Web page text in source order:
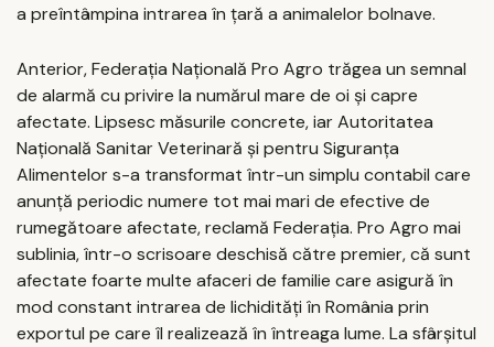
a preîntâmpina intrarea în ţară a animalelor bolnave.
Anterior, Federaţia Naţională Pro Agro trăgea un semnal
de alarmă cu privire la numărul mare de oi şi capre
afectate. Lipsesc măsurile concrete, iar Autoritatea
Naţională Sanitar Veterinară şi pentru Siguranţa
Alimentelor s-a transformat într-un simplu contabil care
anunţă periodic numere tot mai mari de efective de
rumegătoare afectate, reclamă Federaţia. Pro Agro mai
sublinia, într-o scrisoare deschisă către premier, că sunt
afectate foarte multe afaceri de familie care asigură în
mod constant intrarea de lichidităţi în România prin
exportul pe care îl realizează în întreaga lume. La sfârşitul